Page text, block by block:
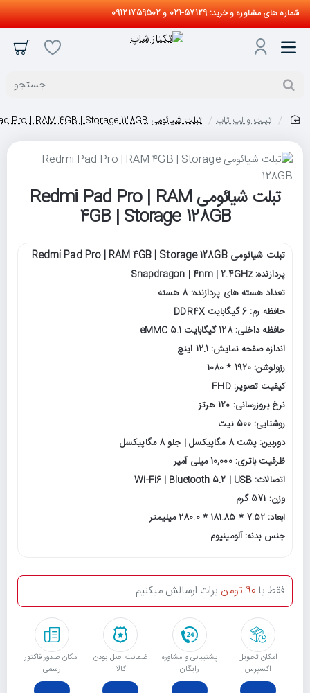
شماره های مشاوره و خرید: 57129-021 و 09121759502
جستجو
تبلت و لپ تاپ تبلت شیائومی Redmi Pad Pro | RAM 4GB | Storage 128GB
تبلت شیائومی Redmi Pad Pro | RAM
4GB | Storage 128GB
تبلت شیائومی Redmi Pad Pro | RAM 4GB | Storage 128GB
پردازنده: Snapdragon | 4nm | 2.4GHz
تعداد هسته های پردازنده: 8 هسته
حافظه رم: 6 گیگابایت DDR4X
حافظه داخلی: 128 گیگابایت eMMC 5.1
اندازه صفحه نمایش: 12.1 اینچ
رزولوشن: 1920 * 1080
کیفیت تصویر: FHD
نرخ بروزرسانی: 120 هرتز
روشنایی: 500 نیت
دوربین: پشت 8 مگاپیکسل | جلو 8 مگاپیکسل
ظرفیت باتری: 10,000 میلی آمپر
اتصالات: Wi-Fi6 | Bluetooth 5.2 | USB
وزن: 571 گرم
ابعاد: 7.52 * 181.85 * 280.0 میلیمتر
جنس بدنه: آلومینیوم
امکان تحویل
اکسپرس
پشتیبانی و مشاوره
رایگان
ﺿﻤﺎﻧﺖ اﺻﻞ ﺑﻮدن
ﮐﺎﻟﺎ
امکان صدور فاکتور
رسمی
فقط با 90 تومن برات ارسالش میکنیم